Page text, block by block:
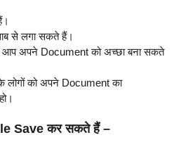
से लगा सकते हैं।
अपने Document को अच्छा बना सकते
लोगों को अपने Document का
Save कर सकते हैं –